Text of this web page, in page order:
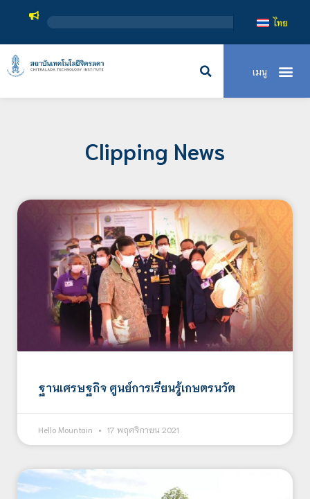
สถาบันเ
ไทย
Clipping News
ฐานเศรษฐกิจ ศูนย์การเรียนรู้เกษตรนวัต
Hello Mountain 17 พฤศจิกายน 2021